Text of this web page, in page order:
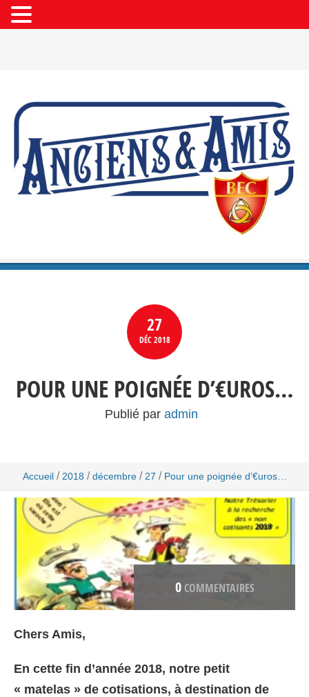
27
DÉC2018
POUR UNE POIGNÉE D’€UROS…
Publié par admin
Accueil / 2018 / décembre / 27 / Pour une poignée d’€uros…
0COMMENTAIRES
Chers Amis,
En cette fin d’année 2018, notre petit
« matelas » de cotisations, à destination de